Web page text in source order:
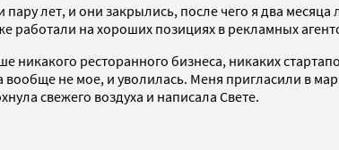
лет, и они закрылись, после чего я два
работали на хороших позициях в рекламных
никакого ресторанного бизнеса, никаких
вообще не мое, и уволилась. Меня пригласили в
свежего воздуха и написала Свете.